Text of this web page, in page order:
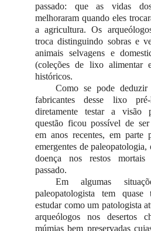
passado: que as vidas
melhoraram quando eles
a agricultura. Os
troca distinguindo sobras e
animais selvagens e
(coleções de lixo alimentar
históricos.
Como se pode
fabricantes desse lixo
diretamente testar a visão
questão ficou possível de ser
em anos recentes, em parte
emergentes de paleopatologia,
doença nos restos
passado.
Em algumas
paleopatologista tem quase
estudar como um patologista
arqueólogos nos desertos
múmias bem preservadas